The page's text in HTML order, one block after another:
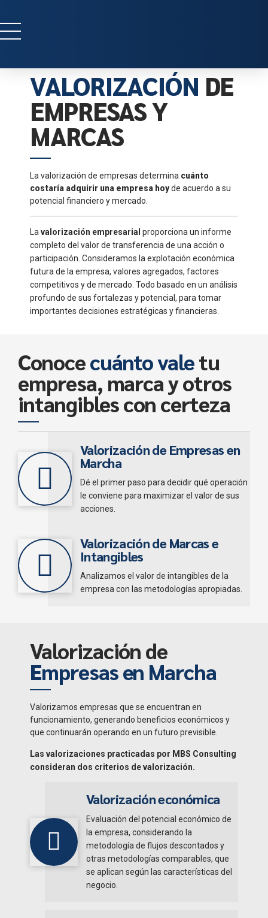
VALORIZACIÓN DE
EMPRESAS Y
MARCAS
La valorización de empresas determina cuánto
costaría adquirir una empresa hoyde acuerdo a su
potencial financiero y mercado.
La valorización empresarial proporciona un informe
completo del valor de transferencia de una acción o
participación. Consideramos la explotación económica
futura de la empresa, valores agregados, factores
competitivos y de mercado. Todo basado en un análisis
profundo de sus fortalezas y potencial, para tomar
importantes decisiones estratégicas y financieras.
Conocecuánto valetu
empresa, marca y otros
intangibles con certeza
Valorización de Empresas en
Marcha
Dé el primer paso para decidir qué operación
le conviene para maximizar el valor de sus
acciones.
Valorización de Marcas e
Intangibles
Analizamos el valor de intangibles de la
empresa con las metodologías apropiadas.
Valorización de
Empresas en Marcha
Valorizamos empresas que se encuentran en
funcionamiento, generando beneficios económicos y
que continuarán operando en un futuro previsible.
Las valorizaciones practicadas por MBS Consulting
consideran dos criterios de valorización.
Valorización económica
Evaluación del potencial económico de
la empresa, considerando la
metodología de flujos descontados y
otras metodologías comparables, que
se aplican según las características del
negocio.